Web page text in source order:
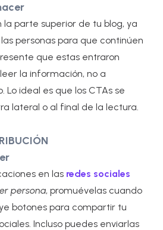
la parte superior de tu blog, ya
personas para que continúen
que estas entraron
la información, no a
Lo ideal es que los CTAs se
lateral o al final de la lectura.
en las redes sociales
persona, promuévelas cuando
botones para compartir tu
Incluso puedes enviarlas